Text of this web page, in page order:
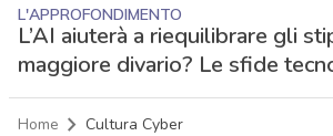
L'APPROFONDIMENTO
L’AI aiuterà a riequilibrare gli
maggiore divario? Le sfide
Home Cultura Cyber